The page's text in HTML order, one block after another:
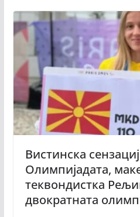
Вистинска
Олимпијадата,
теквондистка
двократната